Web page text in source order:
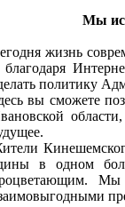
Мы
жизнь
политику
вы сможете
в одном
Мы